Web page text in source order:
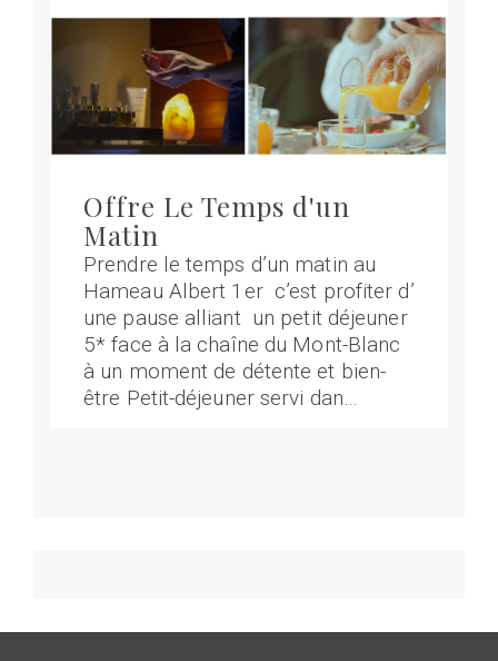
Offre Le Temps d'un
Matin
Prendre le temps d’un matin au
Hameau Albert 1er c’est profiter d’
une pause alliant un petit déjeuner
5* face à la chaîne du Mont-Blanc
à un moment de détente et bien-
être Petit-déjeuner servi dan…